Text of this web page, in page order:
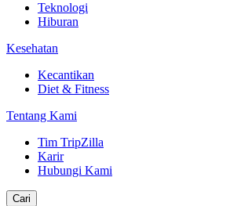
Teknologi
Hiburan
Kesehatan
Kecantikan
Diet & Fitness
Tentang Kami
Tim TripZilla
Karir
Hubungi Kami
Cari